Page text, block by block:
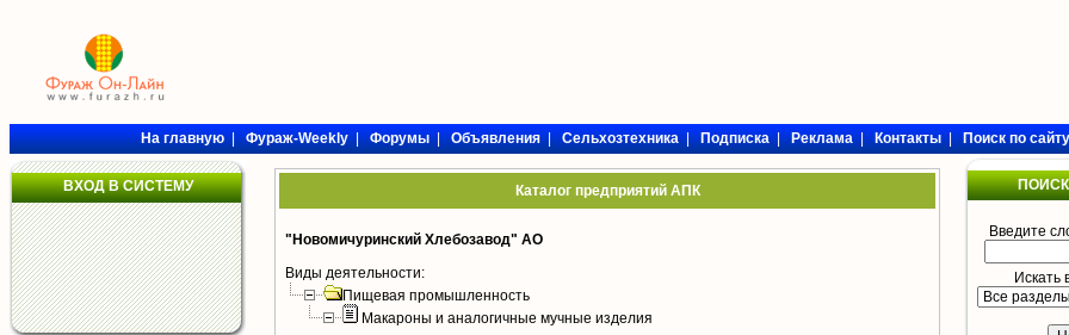
На главную|Фураж-Weekly|Форумы|Объявления|Сельхозтехника|Подписка|Реклама|Контакты|Поиск по сайту
ВХОД В СИСТЕМУ Каталог предприятий АПК
"Новомичуринский Хлебозавод" АО
Виды деятельности:
Пищевая промышленность
Макароны и аналогичные мучные изделия
Введите
Искать